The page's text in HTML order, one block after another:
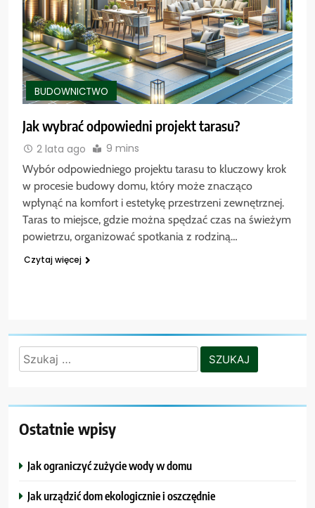
BUDOWNICTWO
Jak wybrać odpowiedni projekt tarasu?
2 lata ago 9 mins
Wybór odpowiedniego projektu tarasu to kluczowy krok
w procesie budowy domu, który może znacząco
wpłynąć na komfort i estetykę przestrzeni zewnętrznej.
Taras to miejsce, gdzie można spędzać czas na świeżym
powietrzu, organizować spotkania z rodziną…
Czytaj więcej
Szukaj:
Ostatnie wpisy
Jak ograniczyć zużycie wody w domu
Jak urządzić dom ekologicznie i oszczędnie